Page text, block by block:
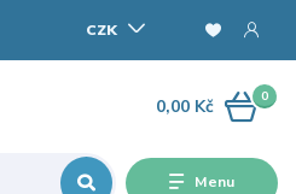
Menu
CZK
0
0,00 Kč